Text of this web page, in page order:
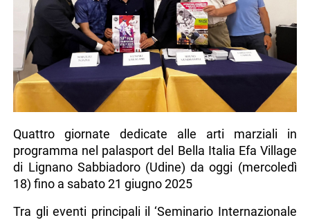
Quattro giornate dedicate alle arti marziali in
programma nel palasport del Bella Italia Efa Village
di Lignano Sabbiadoro (Udine) da oggi (mercoledì
18) fino a sabato 21 giugno 2025
Tra gli eventi principali il ‘Seminario Internazionale